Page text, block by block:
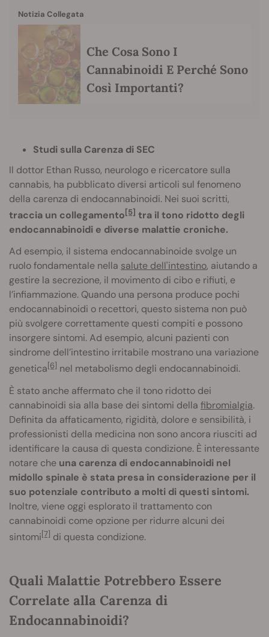
Notizia Collegata
Che Cosa Sono I
Cannabinoidi E Perché Sono
Così Importanti?
Studi sulla Carenza di SEC
Il dottor Ethan Russo, neurologo e ricercatore sulla
cannabis, ha pubblicato diversi articoli sul fenomeno
della carenza di endocannabinoidi. Nei suoi scritti,
traccia un collegamento[5] tra il tono ridotto degli
endocannabinoidi e diverse malattie croniche.
Ad esempio, il sistema endocannabinoide svolge un
ruolo fondamentale nella salute dell'intestino, aiutando a
gestire la secrezione, il movimento di cibo e rifiuti, e
l’infiammazione. Quando una persona produce pochi
endocannabinoidi o recettori, questo sistema non può
più svolgere correttamente questi compiti e possono
insorgere sintomi. Ad esempio, alcuni pazienti con
sindrome dell’intestino irritabile mostrano una variazione
genetica[6] nel metabolismo degli endocannabinoidi.
È stato anche affermato che il tono ridotto dei
cannabinoidi sia alla base dei sintomi della fibromialgia.
Definita da affaticamento, rigidità, dolore e sensibilità, i
professionisti della medicina non sono ancora riusciti ad
identificare la causa di questa condizione. È interessante
notare che una carenza di endocannabinoidi nel
midollo spinale è stata presa in considerazione per il
suo potenziale contributo a molti di questi sintomi.
Inoltre, viene oggi esplorato il trattamento con
cannabinoidi come opzione per ridurre alcuni dei
sintomi[7] di questa condizione.
Quali Malattie Potrebbero Essere
Correlate alla Carenza di
Endocannabinoidi?